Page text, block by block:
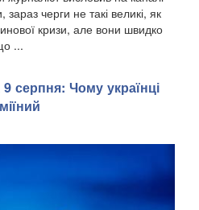
черги не такі великі, як
кризи, але вони швидко
...
серпня: Чому українці